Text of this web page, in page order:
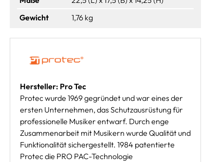
Gewicht
1,76 kg
Hersteller: Pro Tec
Protec wurde 1969 gegründet und war eines der
ersten Unternehmen, das Schutzausrüstung für
professionelle Musiker entwarf. Durch enge
Zusammenarbeit mit Musikern wurde Qualität und
Funktionalität sichergestellt. 1984 patentierte
Protec die PRO PAC-Technologie 